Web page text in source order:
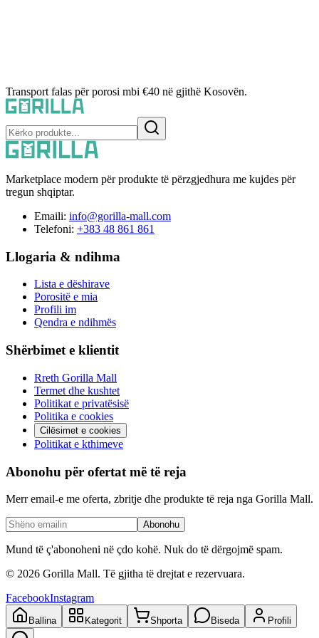
Transport falas për porosi mbi €40 në gjithë Kosovën.
Marketplace modern për produkte të përzgjedhura me kujdes për
tregun shqiptar.
Emaili: info@gorilla-mall.com
Telefoni: +383 48 861 861
Llogaria & ndihma
Lista e dëshirave
Porositë e mia
Profili im
Qendra e ndihmës
Shërbimet e klientit
Rreth Gorilla Mall
Termet dhe kushtet
Politikat e privatësisë
Politika e cookies
Cilësimet e cookies
Politikat e kthimeve
Abonohu për ofertat më të reja
Merr email-e me oferta, zbritje dhe produkte të reja nga Gorilla Mall.
Abonohu
Mund të ç'abonoheni në çdo kohë. Nuk do të dërgojmë spam.
© 2026 Gorilla Mall. Të gjitha të drejtat e rezervuara.
FacebookInstagram
Ballina Kategorit Shporta Biseda Profili